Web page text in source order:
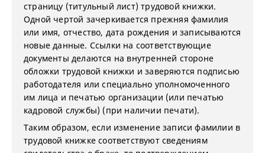
страницу (титульный лист) трудовой книжки.
Одной чертой зачеркивается прежняя фамилия
или имя, отчество, дата рождения и записываются
новые данные. Ссылки на соответствующие
документы делаются на внутренней стороне
обложки трудовой книжки и заверяются подписью
работодателя или специально уполномоченного
им лица и печатью организации (или печатью
кадровой службы) (при наличии печати).
Таким образом, если изменение записи фамилии в
трудовой книжке соответствуют сведениям